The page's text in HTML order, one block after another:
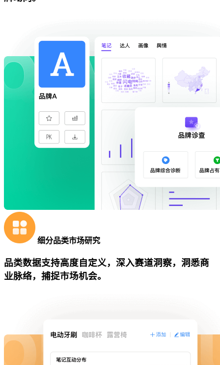
细分品类市场研究
品类数据支持高度自定义，深入赛道洞察，洞悉商
业脉络，捕捉市场机会。